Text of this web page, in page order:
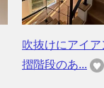
吹抜けにアイア
摺階段のあ...